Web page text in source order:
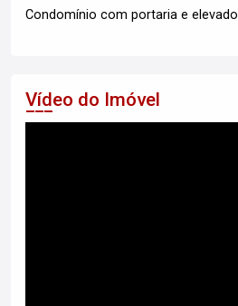
Condomínio com portaria e
Vídeo do Imóvel